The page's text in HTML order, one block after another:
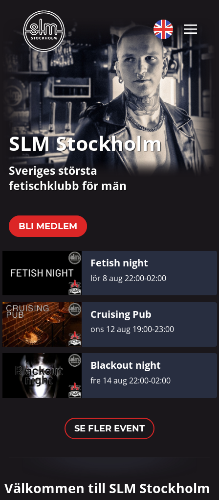
SLM Stockholm
Sveriges största
fetischklubb för män
BLI MEDLEM
Fetish night
lör 8 aug 22:00-02:00
Cruising Pub
ons 12 aug 19:00-23:00
Blackout night
fre 14 aug 22:00-02:00
SE FLER EVENT
Välkommen till SLM Stockholm